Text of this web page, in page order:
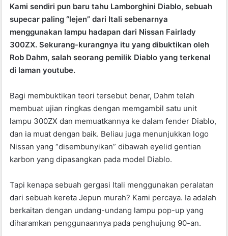
c
e
b
o
o
k
at
s
A
p
p
itt
er
Kami sendiri pun baru tahu Lamborghini Diablo, sebuah
supecar paling “lejen” dari Itali sebenarnya
menggunakan lampu hadapan dari Nissan Fairlady
300ZX. Sekurang-kurangnya itu yang dibuktikan oleh
Rob Dahm, salah seorang pemilik Diablo yang terkenal
di laman youtube.
Bagi membuktikan teori tersebut benar, Dahm telah
membuat ujian ringkas dengan memgambil satu unit
lampu 300ZX dan memuatkannya ke dalam fender Diablo,
dan ia muat dengan baik. Beliau juga menunjukkan logo
Nissan yang “disembunyikan” dibawah eyelid gentian
karbon yang dipasangkan pada model Diablo.
Tapi kenapa sebuah gergasi Itali menggunakan peralatan
dari sebuah kereta Jepun murah? Kami percaya. Ia adalah
berkaitan dengan undang-undang lampu pop-up yang
diharamkan penggunaannya pada penghujung 90-an.